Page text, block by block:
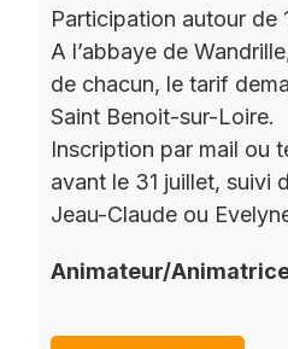
Participation autour de
A l’abbaye de
de chacun, le tarif
Saint Benoit-sur-Loire.
Inscription par mail ou
avant le 31 juillet, suivi
Jeau-Claude ou
Animateur/